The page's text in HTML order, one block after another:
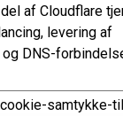
af Cloudflare
levering af
DNS-
samtykke-